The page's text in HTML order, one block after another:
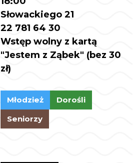
Słowackiego 21
22 781 64 30
Wstęp wolny z kartą
"Jestem z Ząbek" (bez 30
zł)
Młodzież
Dorośli
Seniorzy